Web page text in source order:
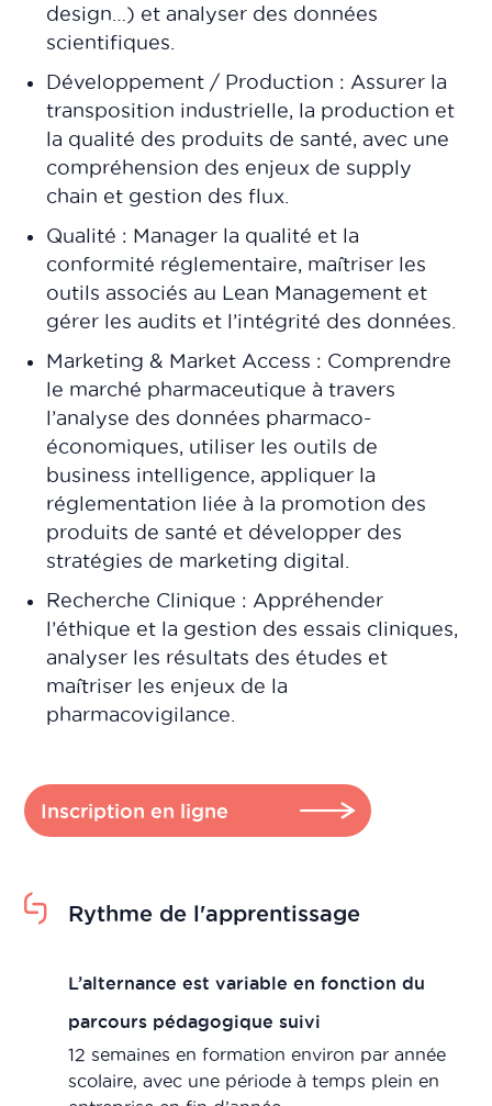
design…) et analyser des données
scientifiques.
Développement / Production : Assurer la
transposition industrielle, la production et
la qualité des produits de santé, avec une
compréhension des enjeux de supply
chain et gestion des flux.
Qualité : Manager la qualité et la
conformité réglementaire, maîtriser les
outils associés au Lean Management et
gérer les audits et l’intégrité des données.
Marketing & Market Access : Comprendre
le marché pharmaceutique à travers
l’analyse des données pharmaco-
économiques, utiliser les outils de
business intelligence, appliquer la
réglementation liée à la promotion des
produits de santé et développer des
stratégies de marketing digital.
Recherche Clinique : Appréhender
l’éthique et la gestion des essais cliniques,
analyser les résultats des études et
maîtriser les enjeux de la
pharmacovigilance.
Inscription en ligne
Rythme de l'apprentissage
L’alternance est variable en fonction du
parcours pédagogique suivi
12 semaines en formation environ par année
scolaire, avec une période à temps plein en